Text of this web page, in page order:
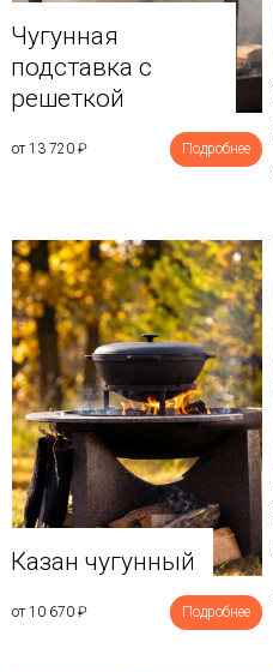
Чугунная
подставка с
решеткой
от 13 720 ₽ Подробнее
Казан чугунный
от 10 670 ₽ Подробнее